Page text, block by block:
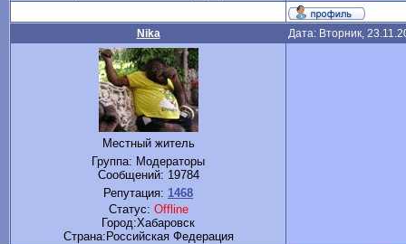
Nika Дата: Вторник,
Местный житель
Группа: Модераторы
Сообщений: 19784
Репутация: 1468
Статус: Offline
Город:Хабаровск
Cтрана:Российская Федерация